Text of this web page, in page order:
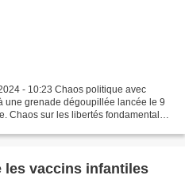
- 10:23 Chaos politique avec
une grenade dégoupillée lancée le 9
Chaos sur les libertés fondamentales,
les vaccins infantiles